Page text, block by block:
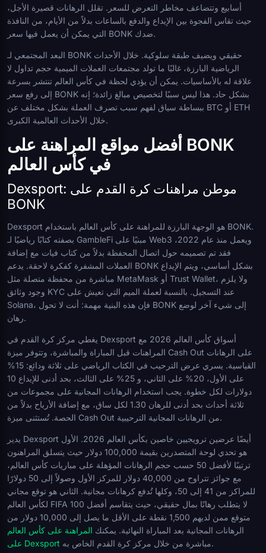
أسابيع وتتضاعف مخاطر التعرض للسعر. تقلل الرهانات قصيرة الأجل،
حيث تقاس الفجوة بين الإيداع والدفع بالساعات بدلاً من الأيام، من النافذة
التي يمكن أن يعمل فيها سعر BONK ضدك.
البعد المجتمعي لـ BONK حقيقي ويضيف طبقة سلوكية. خلال الأحداث
الرياضية البارزة، غالبًا ما تولد مجتمعات العملات الميمية حجم تداول لا
علاقة له بالأساسيات. يمكن أن يؤدي لحظة في كأس العالم تنتشر بسرعة
إلى رفع سعر BONK بشكل حاد. هذا ليس سببًا لتخصيص مبالغ زائدة؛ إنه
ببساطة سياق لفهم سبب تصرف العملة بشكل مختلف عن BTC أو ETH
خلال الأحداث العالمية الكبرى.
أفضل مواقع المراهنة على BONK
في كأس العالم
Dexsport: موطن مراهنات كرة القدم على
BONK
Dexsport هو الوجهة البارزة للمراهنة على كأس العالم باستخدام BONK.
بصفته كتابًا رياضيًا لـ GambleFi مبنيًا على Web3 ويعمل منذ عام 2022،
فقد تم تصميمه حول اتصال المحفظة بدلاً من كتاب فيات مع إضافة
العملات المشفرة كفكرة لاحقة. يدعم BONK بشكل أساسي، ويتم الإيداع
مباشرة من محفظة متصلة مثل MetaMask أو Trust Wallet، ولا يلزم
وجود وثائق KYC عند التسجيل. بالنسبة لعملة الميم التي تعيش على
Solana، فإن هذه البنية مهمة: أنت لا تحول BONK إلى شيء آخر لوضع
رهان.
يغطي مركز كرة القدم في Dexsport أسواق كأس العالم 2026 مع
المراهنات قبل المباراة والمباشرة، وتتوفر ميزة Cash Out على الرهانات
القياسية. يسري عرض الترحيب في الكتاب الرياضي على ثلاثة ودائع: 15%
على الأول، 20% على الثاني، و 25% على الثالث، بحد أدنى للإيداع 10
دولارات لكل خطوة. يجب استخدام الرهانات المجانية على مجموعات من
ثلاثة أحداث بحد أدنى للرهان 1.30 لكل ساق، مع إضافة الأرباح بدلاً من
الحصة. تُستثنى ميزة Cash Out من الرهانات المجانية الترحيبية.
يدير Dexsport أيضًا عرضين ترويجيين خاصين بكأس العالم 2026. الأول
هو تحدي لوحة المتصدرين بقيمة 100,000 دولار حيث يتسلق المراهنون
ترتيبًا لأفضل 50 حسب حجم الرهانات المؤهلة على مباريات كأس العالم،
مع جوائز تتراوح من 40,000 دولار للمركز الأول وصولاً إلى 50 دولارًا
للمراكز من 41 إلى 50، وكلها تُدفع كرهانات مجانية. الثاني هو توقع مجاني
لكأس العالم FIFA لا يتطلب رهانًا بمال حقيقي، حيث يتقاسم أفضل 100
متوقع ممن لديهم 1,500 نقطة على الأقل ما يصل إلى 10,000 دولار من
الرهانات المجانية بعد المباراة النهائية. يمكنك المراهنة على كأس العالم
على Dexsport
مباشرة من خلال مركز كرة القدم الخاص به.